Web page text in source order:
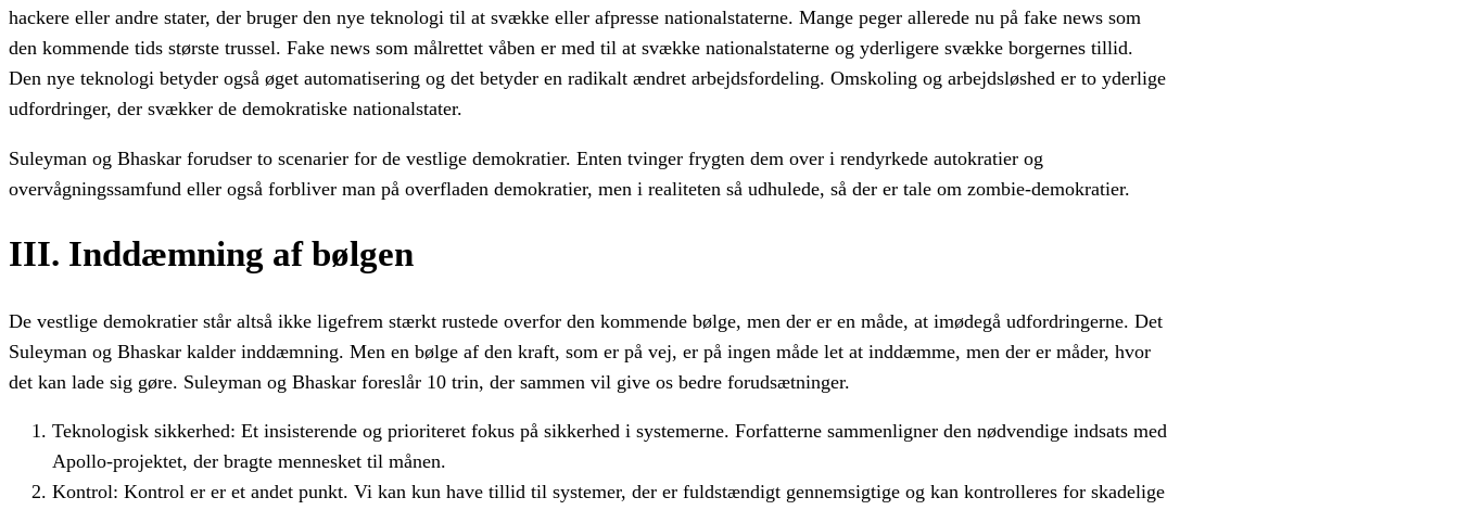
hackere eller andre stater, der bruger den nye teknologi til at svække eller afpresse nationalstaterne. Mange peger allerede nu på fake news som
den kommende tids største trussel. Fake news som målrettet våben er med til at svække nationalstaterne og yderligere svække borgernes tillid.
Den nye teknologi betyder også øget automatisering og det betyder en radikalt ændret arbejdsfordeling. Omskoling og arbejdsløshed er to yderlige
udfordringer, der svækker de demokratiske nationalstater.
Suleyman og Bhaskar forudser to scenarier for de vestlige demokratier. Enten tvinger frygten dem over i rendyrkede autokratier og
overvågningssamfund eller også forbliver man på overfladen demokratier, men i realiteten så udhulede, så der er tale om zombie-demokratier.
III. Inddæmning af bølgen
De vestlige demokratier står altså ikke ligefrem stærkt rustede overfor den kommende bølge, men der er en måde, at imødegå udfordringerne. Det
Suleyman og Bhaskar kalder inddæmning. Men en bølge af den kraft, som er på vej, er på ingen måde let at inddæmme, men der er måder, hvor
det kan lade sig gøre. Suleyman og Bhaskar foreslår 10 trin, der sammen vil give os bedre forudsætninger.
Teknologisk sikkerhed: Et insisterende og prioriteret fokus på sikkerhed i systemerne. Forfatterne sammenligner den nødvendige indsats med
Apollo-projektet, der bragte mennesket til månen.
Kontrol: Kontrol er er et andet punkt. Vi kan kun have tillid til systemer, der er fuldstændigt gennemsigtige og kan kontrolleres for skadelige